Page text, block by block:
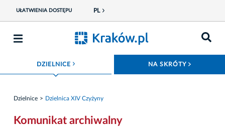
UŁATWIENIA DOSTĘPU PL
DZIELNICE ROZWIŃ MENU NA SKRÓTY
Dzielnice Dzielnica XIV Czyżyny
Komunikat archiwalny